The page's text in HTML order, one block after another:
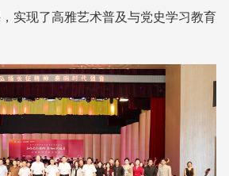
实现了高雅艺术普及与党史学习教育